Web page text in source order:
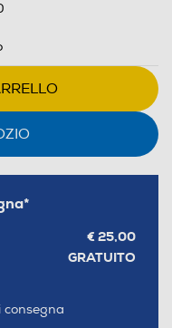
€ 25,00
GRATUITO
consegna